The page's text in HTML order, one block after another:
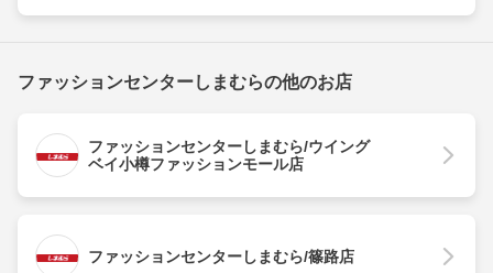
ファッションセンターしまむらの他のお店
ファッションセンターしまむら/ウイング
ベイ小樽ファッションモール店
ファッションセンターしまむら/篠路店